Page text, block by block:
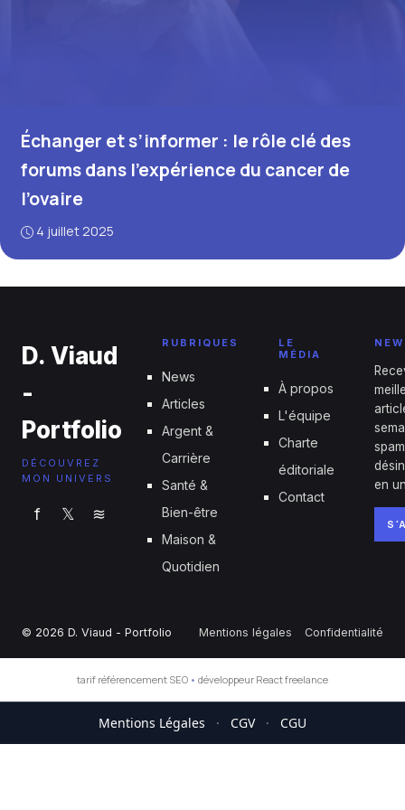
Échanger et s’informer : le rôle clé des
forums dans l’expérience du cancer de
l’ovaire
4 juillet 2025
D. Viaud
-
Portfolio
DÉCOUVREZ
MON UNIVERS
f 𝕏 ≋
RUBRIQUES
News
Articles
Argent &
Carrière
Santé &
Bien-être
Maison &
Quotidien
LE
MÉDIA
À propos
L'équipe
Charte
éditoriale
Contact
en
© 2026 D. Viaud - Portfolio Mentions légales Confidentialité
tarif référencement SEO • développeur React freelance
Mentions Légales · CGV · CGU